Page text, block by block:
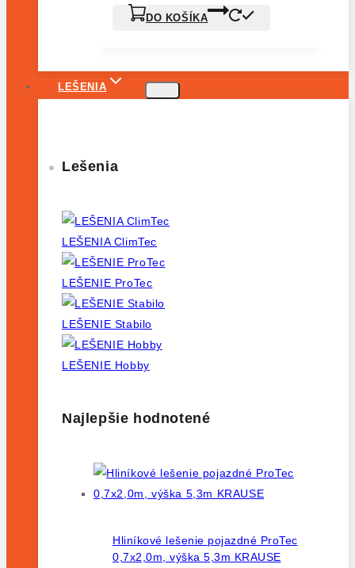
DO KOŠÍKA
LEŠENIA
Lešenia
LEŠENIA ClimTec
LEŠENIE ProTec
LEŠENIE Stabilo
LEŠENIE Hobby
Najlepšie hodnotené
Hliníkové lešenie pojazdné ProTec
0,7x2,0m, výška 5,3m KRAUSE